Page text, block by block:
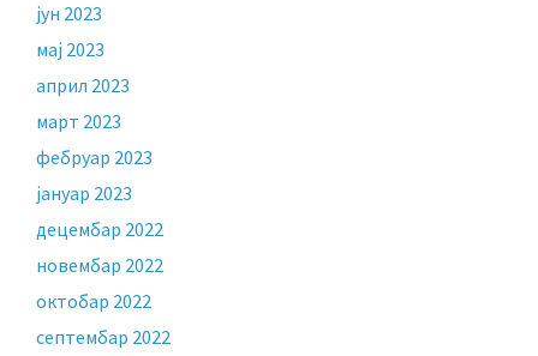
јун 2023
мај 2023
април 2023
март 2023
фебруар 2023
јануар 2023
децембар 2022
новембар 2022
октобар 2022
септембар 2022